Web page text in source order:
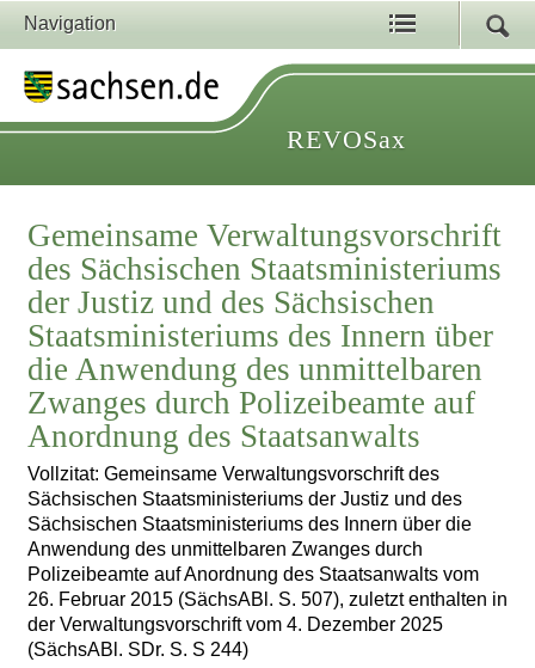
Navigation
REVOSax
Gemeinsame Verwaltungsvorschrift
des Sächsischen Staatsministeriums
der Justiz und des Sächsischen
Staatsministeriums des Innern über
die Anwendung des unmittelbaren
Zwanges durch Polizeibeamte auf
Anordnung des Staatsanwalts
Vollzitat: Gemeinsame Verwaltungsvorschrift des
Sächsischen Staatsministeriums der Justiz und des
Sächsischen Staatsministeriums des Innern über die
Anwendung des unmittelbaren Zwanges durch
Polizeibeamte auf Anordnung des Staatsanwalts vom
26. Februar 2015 (SächsABl. S. 507), zuletzt enthalten in
der Verwaltungsvorschrift vom 4. Dezember 2025
(SächsABl. SDr. S. S 244)